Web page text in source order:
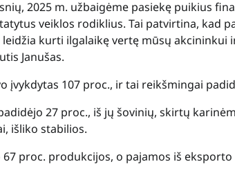
2025 m. užbaigėme pasiekę puikius
veiklos rodiklius. Tai patvirtina, kad
kurti ilgalaikę vertę mūsų akcininkui
Janušas.
įvykdytas 107 proc., ir tai reikšmingai
27 proc., iš jų šovinių, skirtų
išliko stabilios.
proc. produkcijos, o pajamos iš eksporto